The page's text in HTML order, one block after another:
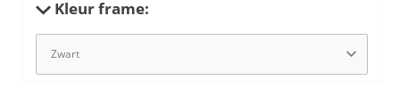
Kleur frame: